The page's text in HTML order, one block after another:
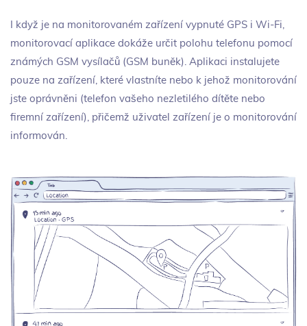
I když je na monitorovaném zařízení vypnuté GPS i Wi-Fi,
monitorovací aplikace dokáže určit polohu telefonu pomocí
známých GSM vysílačů (GSM buněk). Aplikaci instalujete
pouze na zařízení, které vlastníte nebo k jehož monitorování
jste oprávněni (telefon vašeho nezletilého dítěte nebo
firemní zařízení), přičemž uživatel zařízení je o monitorování
informován.